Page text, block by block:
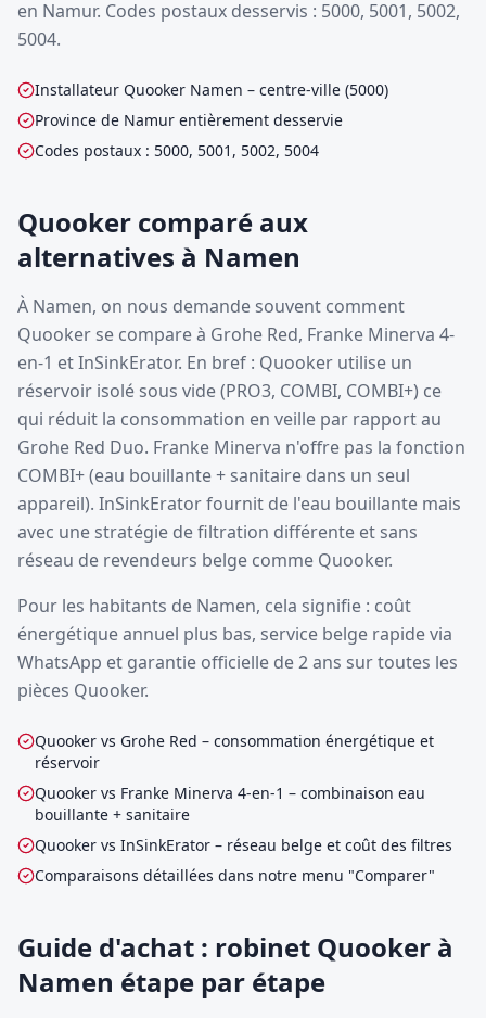
en Namur. Codes postaux desservis : 5000, 5001, 5002,
5004.
Installateur Quooker Namen – centre-ville (5000)
Province de Namur entièrement desservie
Codes postaux : 5000, 5001, 5002, 5004
Quooker comparé aux
alternatives à Namen
À Namen, on nous demande souvent comment
Quooker se compare à Grohe Red, Franke Minerva 4-
en-1 et InSinkErator. En bref : Quooker utilise un
réservoir isolé sous vide (PRO3, COMBI, COMBI+) ce
qui réduit la consommation en veille par rapport au
Grohe Red Duo. Franke Minerva n'offre pas la fonction
COMBI+ (eau bouillante + sanitaire dans un seul
appareil). InSinkErator fournit de l'eau bouillante mais
avec une stratégie de filtration différente et sans
réseau de revendeurs belge comme Quooker.
Pour les habitants de Namen, cela signifie : coût
énergétique annuel plus bas, service belge rapide via
WhatsApp et garantie officielle de 2 ans sur toutes les
pièces Quooker.
Quooker vs Grohe Red – consommation énergétique et
réservoir
Quooker vs Franke Minerva 4-en-1 – combinaison eau
bouillante + sanitaire
Quooker vs InSinkErator – réseau belge et coût des filtres
Comparaisons détaillées dans notre menu "Comparer"
Guide d'achat : robinet Quooker à
Namen étape par étape